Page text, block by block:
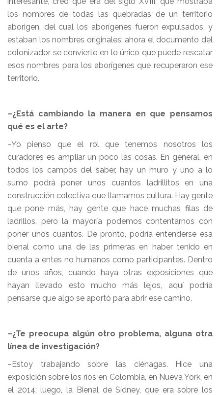
los nombres de todas las quebradas de un territorio
aborigen, del cual los aborígenes fueron expulsados, y
estaban los nombres originales: ahora el documento del
colonizador se convierte en lo único que puede rescatar
esos nombres para los aborígenes que recuperaron ese
territorio.
–¿Está cambiando la manera en que pensamos
qué es el arte?
–Yo pienso que el rol que tenemos nosotros los
curadores es ampliar un poco las cosas. En general, en
todos los campos del saber, hay un muro y uno a lo
sumo podrá poner unos cuantos ladrillitos en una
construcción colectiva que llamamos cultura. Hay gente
que pone más, hay gente que hace muchas filas de
ladrillos, pero la mayoría podemos contentarnos con
poner unos cuantos. De pronto, podría entenderse esa
bienal como una de las primeras en haber tenido en
cuenta a entes no humanos como participantes. Dentro
de unos años, cuando haya otras exposiciones que
hayan llevado esto mucho más lejos, aquí podría
pensarse que algo se aportó para abrir ese camino.
–¿Te preocupa algún otro problema, alguna otra
línea de investigación?
–Estoy trabajando sobre las ciénagas. Hice una
exposición sobre los ríos en Colombia, en Nueva York, en
el 2014; luego, la Bienal de Sídney, que era sobre los